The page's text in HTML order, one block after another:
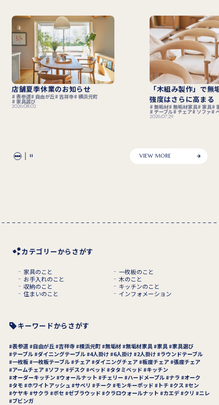
店舗夏季休業のお知らせ
表参道 自由が丘 吉祥寺 横浜元町
家具選び
2026.08.02
「木組み製作」で無
強度はさらに高まる
無垢材 無垢材家具 家具
テーブル チェア ソファ
2026.07.29
VIEW MORE
カテゴリーからさがす
家具のこと
一枚板のこと
お手入れのこと
木のこと
収納のこと
キッチンのこと
住まいのこと
インフォメーション
キーワードからさがす
表参道 自由が丘 吉祥寺 横浜元町 無垢材 無垢材家具 家具
家具選び
テーブル ダイニングテーブル 4人掛け 6人掛け 2人掛け
ラウンドテーブル
一枚板 一枚板テーブル チェア ダイニングチェア 板座チェア 張座チェア
アームチェア
ソファ デスク ベッド タタミベッド
キッチン
オーダーキッチン
ウォールナット チェリー ハードメープル ナラ
オーク
タモ
ホワイトアッシュ サペリ チーク モンキーポッド トチ クス
セン
ケヤキ
サクラ ボセ ゼブラウッド クラロウォールナット カエデ クリ
ニレ
ブビンガ